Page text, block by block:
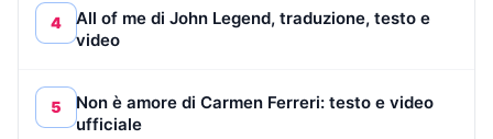
4
All of me di John Legend, traduzione, testo e
video
5
Non è amore di Carmen Ferreri: testo e video
ufficiale